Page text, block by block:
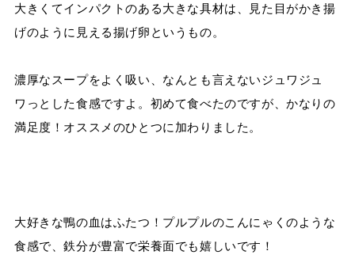
大きくてインパクトのある大きな具材は、見た目がかき揚
げのように見える揚げ卵というもの。
濃厚なスープをよく吸い、なんとも言えないジュワジュ
ワっとした食感ですよ。初めて食べたのですが、かなりの
満足度！オススメのひとつに加わりました。
大好きな鴨の血はふたつ！プルプルのこんにゃくのような
食感で、鉄分が豊富で栄養面でも嬉しいです！